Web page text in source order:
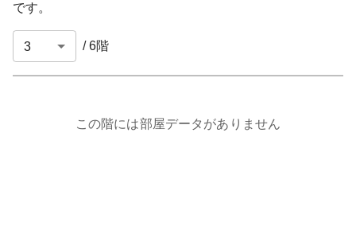
です。
/6階
この階には部屋データがありません